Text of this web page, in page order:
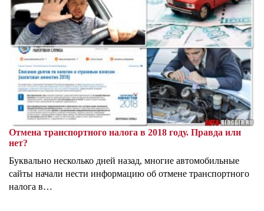
Отмена транспортного налога в 2018 году. Правда или
нет?
Буквально несколько дней назад, многие автомобильные
сайты начали нести информацию об отмене транспортного
налога в…